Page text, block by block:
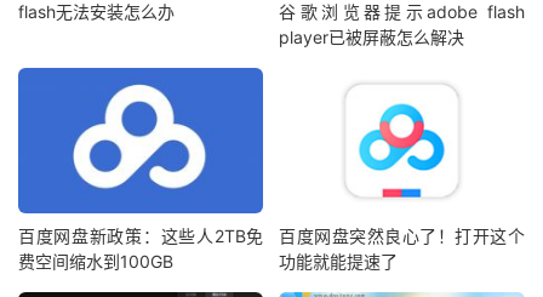
flash无法安装怎么办
谷歌浏览器提示adobe flash
player已被屏蔽怎么解决
百度网盘新政策：这些人2TB免
费空间缩水到100GB
百度网盘突然良心了！打开这个
功能就能提速了